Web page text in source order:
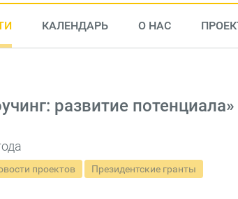
КАЛЕНДАРЬ О НАС
развитие
проектов Президентские гранты